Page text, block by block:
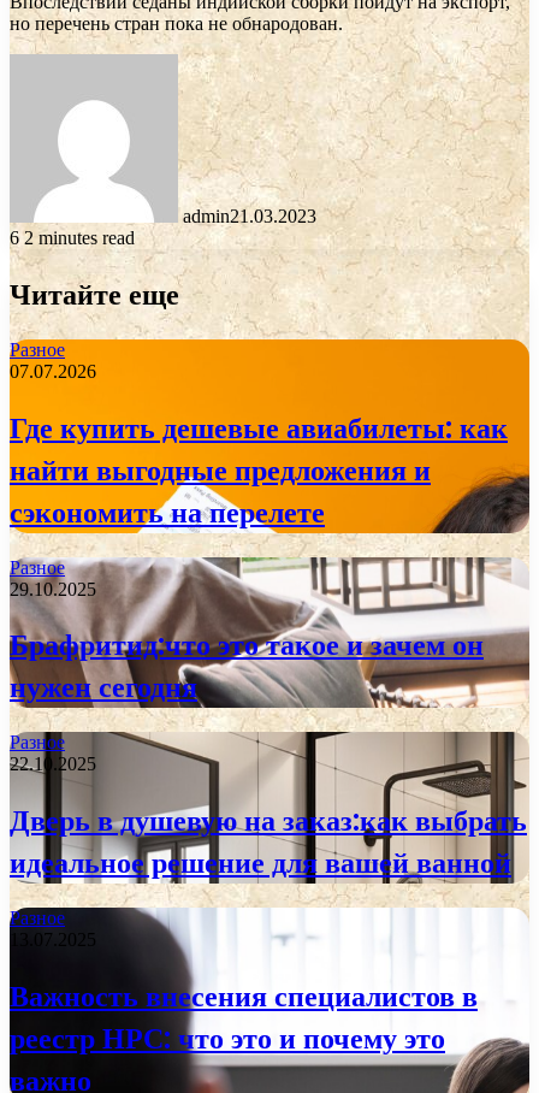
но перечень стран пока не обнародован.
admin21.03.2023
62 minutes read
Читайте еще
Разное
07.07.2026
Где купить дешевые авиабилеты: как
найти выгодные предложения и
сэкономить на перелете
Разное
29.10.2025
Брафритид:что это такое и зачем он
нужен сегодня
Разное
22.10.2025
Дверь в душевую на заказ:как выбрать
идеальное решение для вашей ванной
Разное
13.07.2025
Важность внесения специалистов в
реестр НРС: что это и почему это
важно